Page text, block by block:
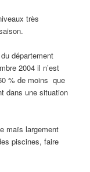
très
département
2004 il n’est
% de moins que
dans une situation
maïs largement
piscines, faire